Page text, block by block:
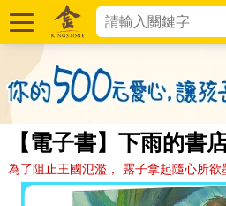
【電子書】下雨的書
為了阻止王國氾濫， 露子拿起隨心所欲